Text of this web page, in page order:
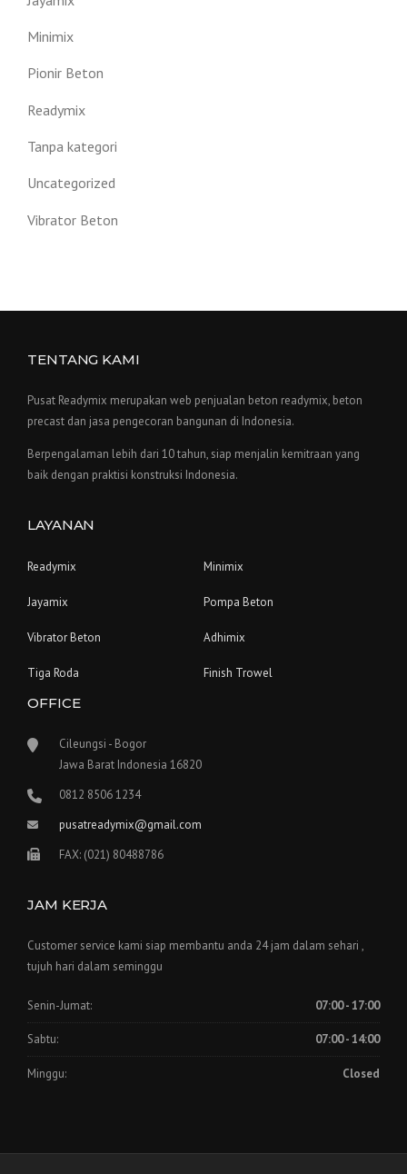
Minimix
Pionir Beton
Readymix
Tanpa kategori
Uncategorized
Vibrator Beton
TENTANG KAMI
Pusat Readymix merupakan web penjualan beton readymix, beton
precast dan jasa pengecoran bangunan di Indonesia.
Berpengalaman lebih dari 10 tahun, siap menjalin kemitraan yang
baik dengan praktisi konstruksi Indonesia.
LAYANAN
Readymix Minimix
Jayamix Pompa Beton
Vibrator Beton Adhimix
Tiga Roda Finish Trowel
OFFICE
Cileungsi - Bogor
Jawa Barat Indonesia 16820
0812 8506 1234
pusatreadymix@gmail.com
FAX: (021) 80488786
JAM KERJA
Customer service kami siap membantu anda 24 jam dalam sehari ,
tujuh hari dalam seminggu
Senin-Jumat: 07:00 - 17:00
Sabtu: 07:00 - 14:00
Minggu: Closed